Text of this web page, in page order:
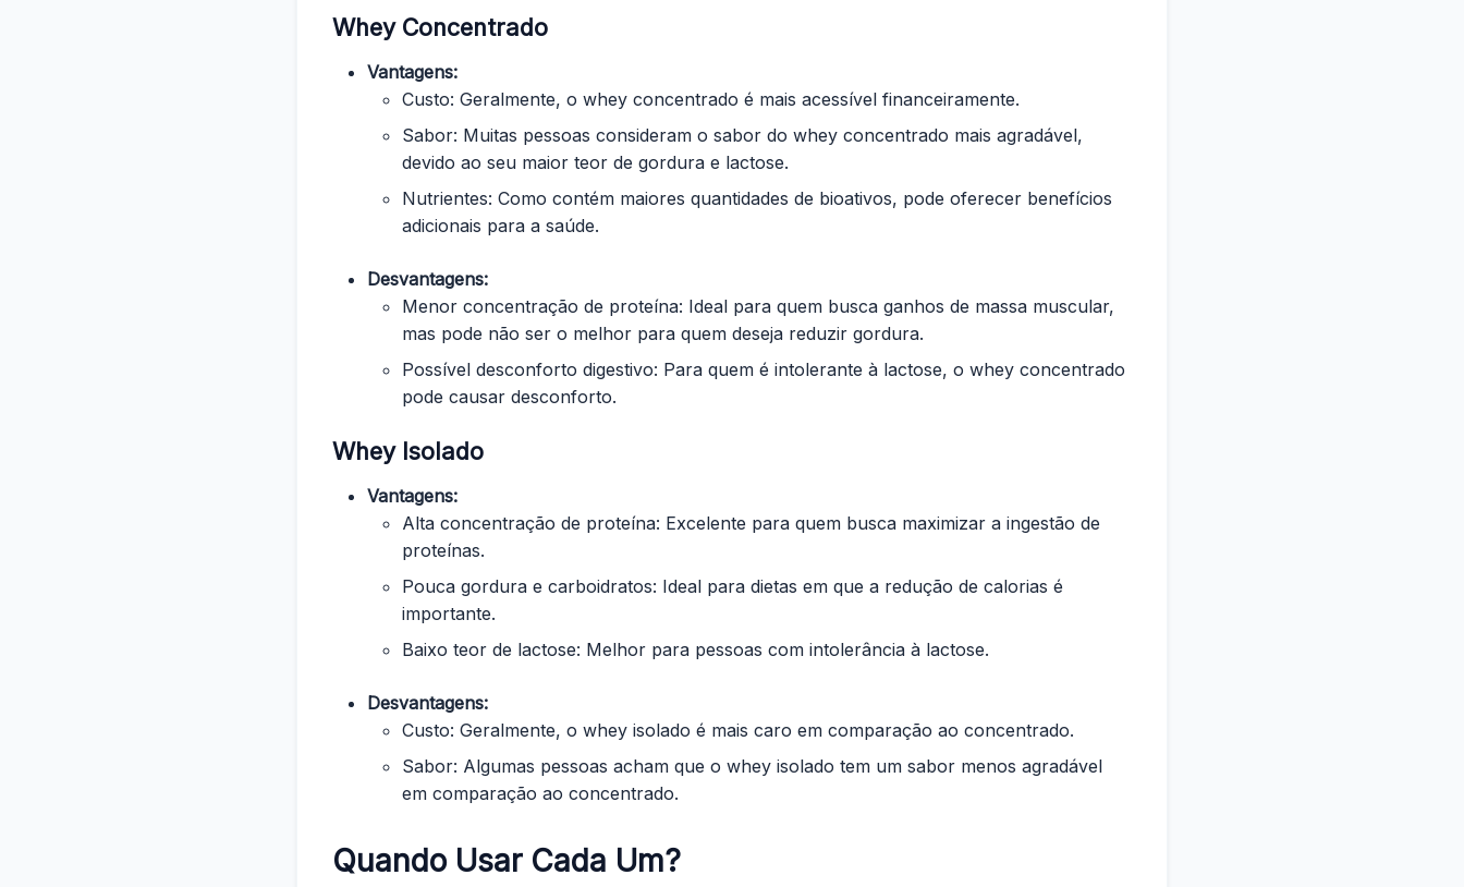
Whey Concentrado
Vantagens:
Custo: Geralmente, o whey concentrado é mais acessível financeiramente.
Sabor: Muitas pessoas consideram o sabor do whey concentrado mais agradável,
devido ao seu maior teor de gordura e lactose.
Nutrientes: Como contém maiores quantidades de bioativos, pode oferecer benefícios
adicionais para a saúde.
Desvantagens:
Menor concentração de proteína: Ideal para quem busca ganhos de massa muscular,
mas pode não ser o melhor para quem deseja reduzir gordura.
Possível desconforto digestivo: Para quem é intolerante à lactose, o whey concentrado
pode causar desconforto.
Whey Isolado
Vantagens:
Alta concentração de proteína: Excelente para quem busca maximizar a ingestão de
proteínas.
Pouca gordura e carboidratos: Ideal para dietas em que a redução de calorias é
importante.
Baixo teor de lactose: Melhor para pessoas com intolerância à lactose.
Desvantagens:
Custo: Geralmente, o whey isolado é mais caro em comparação ao concentrado.
Sabor: Algumas pessoas acham que o whey isolado tem um sabor menos agradável
em comparação ao concentrado.
Quando Usar Cada Um?